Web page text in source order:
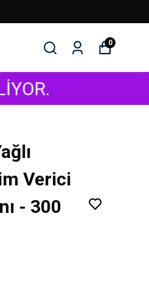
0
Verici
- 300